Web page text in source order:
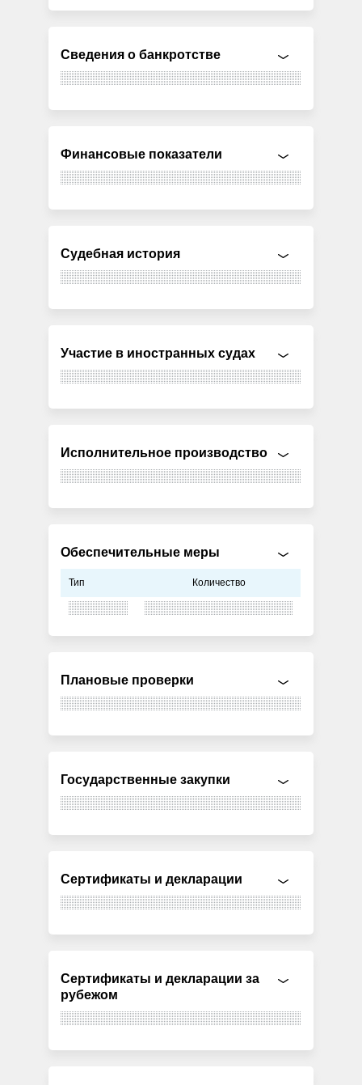
Сведения о банкротстве
Финансовые показатели
Судебная история
Участие в иностранных судах
Исполнительное производство
Обеспечительные меры
Тип Количество
Плановые проверки
Государственные закупки
Сертификаты и декларации
Сертификаты и декларации за
рубежом